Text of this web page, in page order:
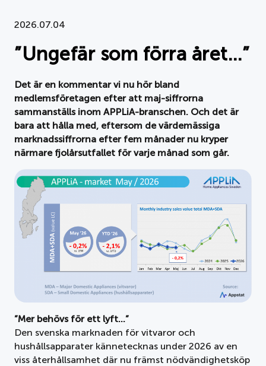
Om APPLiA
Medlemmar
Pressrum
Nyheter
Styrelse
2026.07.04
”Ungefär som förra året…”
Det är en kommentar vi nu hör bland
medlemsföretagen efter att maj-siffrorna
sammanställs inom APPLiA-branschen. Och det är
bara att hålla med, eftersom de värdemässiga
marknadssiffrorna efter fem månader nu kryper
närmare fjolårsutfallet för varje månad som går.
”Mer behövs för ett lyft…”
Den svenska marknaden för vitvaror och
hushållsapparater kännetecknas under 2026 av en
viss återhållsamhet där nu främst nödvändighetsköp